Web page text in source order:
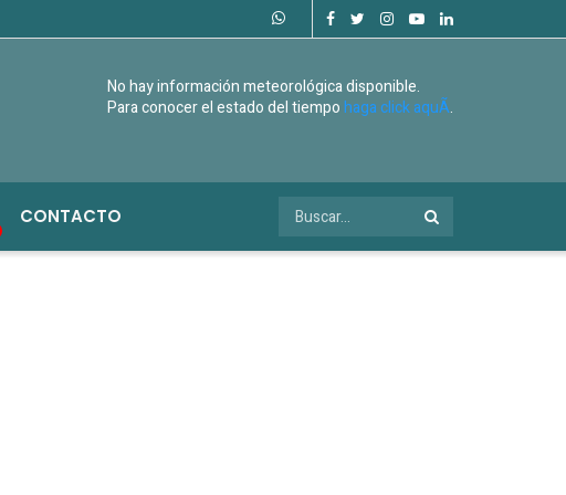
No hay información meteorológica disponible.
Para conocer el estado del tiempohaga click aquÃ­.
CONTACTO